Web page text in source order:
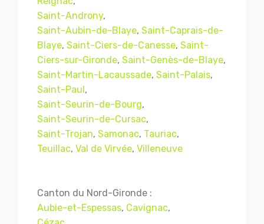
Saint-Androny,
Saint-Aubin-de-Blaye, Saint-Caprais-de-
Blaye, Saint-Ciers-de-Canesse, Saint-
Ciers-sur-Gironde, Saint-Genès-de-Blaye,
Saint-Martin-Lacaussade, Saint-Palais,
Saint-Paul,
Saint-Seurin-de-Bourg,
Saint-Seurin-de-Cursac,
Saint-Trojan, Samonac, Tauriac,
Teuillac, Val de Virvée, Villeneuve
Canton du Nord-Gironde :
Aubie-et-Espessas, Cavignac,
Mentions légales
référencé par© MACWIN